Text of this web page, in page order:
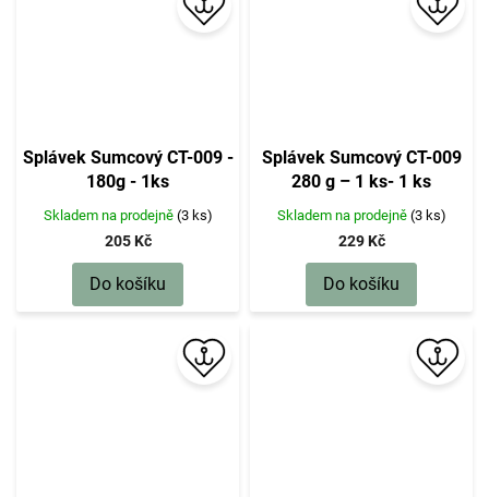
Splávek Sumcový CT-009 -
180g - 1ks
Skladem na prodejně (3 ks)
205 Kč
Do košíku
Splávek Sumcový CT-009
280 g – 1 ks- 1 ks
Skladem na prodejně (3 ks)
229 Kč
Do košíku